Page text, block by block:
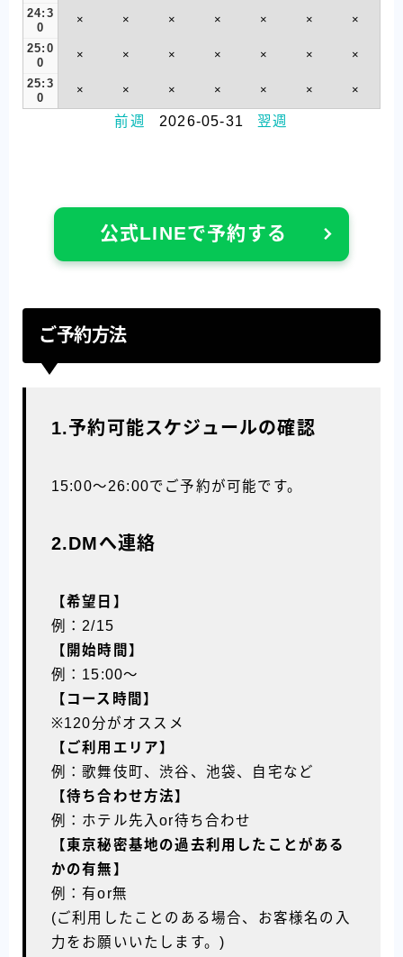
24:3
0
× × × × × × ×
25:0
0
× × × × × × ×
25:3
0
× × × × × × ×
前週 2026-05-31 翌週
公式LINEで予約する
ご予約方法
1.予約可能スケジュールの確認
15:00〜26:00でご予約が可能です。
2.DMへ連絡
【希望日】
例：2/15
【開始時間】
例：15:00〜
【コース時間】
※120分がオススメ
【ご利用エリア】
例：歌舞伎町、渋谷、池袋、自宅など
【待ち合わせ方法】
例：ホテル先入or待ち合わせ
【東京秘密基地の過去利用したことがある
かの有無】
例：有or無
(ご利用したことのある場合、お客様名の入
力をお願いいたします。)